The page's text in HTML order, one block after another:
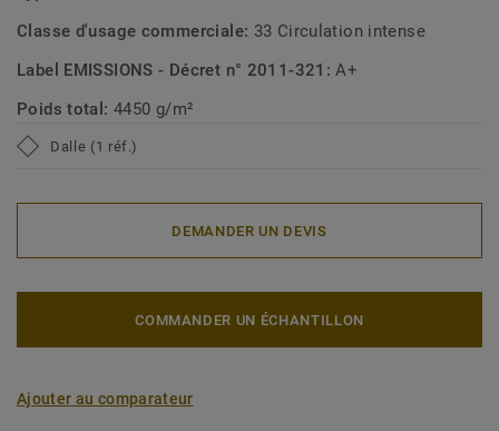
Classe d'usage commerciale: 33 Circulation intense
Label EMISSIONS - Décret n° 2011-321:A+
Poids total: 4450 g/m²
Dalle (1 réf.)
DEMANDER UN DEVIS
COMMANDER UN ÉCHANTILLON
Ajouter au comparateur